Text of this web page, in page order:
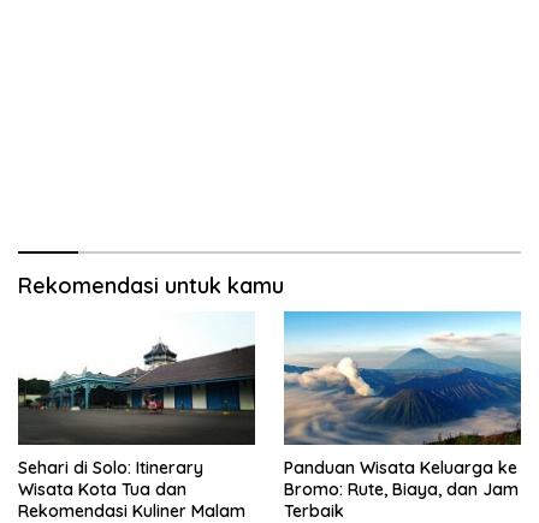
Rekomendasi untuk kamu
Sehari di Solo: Itinerary
Wisata Kota Tua dan
Rekomendasi Kuliner Malam
Panduan Wisata Keluarga ke
Bromo: Rute, Biaya, dan Jam
Terbaik